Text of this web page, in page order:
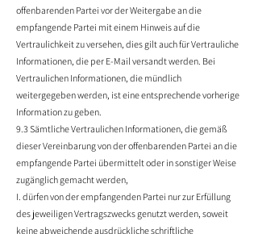
offenbarenden Partei vor der Weitergabe an die
empfangende Partei mit einem Hinweis auf die
Vertraulichkeit zu versehen, dies gilt auch für Vertrauliche
Informationen, die per E-Mail versandt werden. Bei
Vertraulichen Informationen, die mündlich
weitergegeben werden, ist eine entsprechende vorherige
Information zu geben.
9.3 Sämtliche Vertraulichen Informationen, die gemäß
dieser Vereinbarung von der offenbarenden Partei an die
empfangende Partei übermittelt oder in sonstiger Weise
zugänglich gemacht werden,
I. dürfen von der empfangenden Partei nur zur Erfüllung
des jeweiligen Vertragszwecks genutzt werden, soweit
keine abweichende ausdrückliche schriftliche